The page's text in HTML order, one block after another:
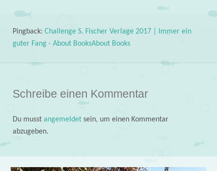
Pingback: Challenge S. Fischer Verlage 2017 | Immer ein
guter Fang - About BooksAbout Books
Schreibe einen Kommentar
Du musst angemeldetsein, um einen Kommentar
abzugeben.